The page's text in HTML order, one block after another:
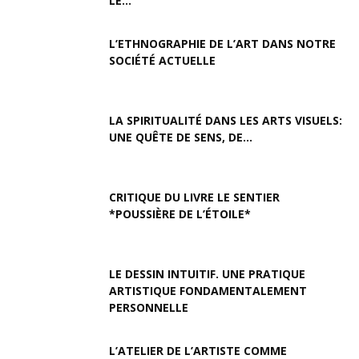
L’ETHNOGRAPHIE DE L’ART DANS NOTRE
SOCIÉTÉ ACTUELLE
LA SPIRITUALITÉ DANS LES ARTS VISUELS:
UNE QUÊTE DE SENS, DE...
CRITIQUE DU LIVRE LE SENTIER
*POUSSIÈRE DE L’ÉTOILE*
LE DESSIN INTUITIF. UNE PRATIQUE
ARTISTIQUE FONDAMENTALEMENT
PERSONNELLE
L’ATELIER DE L’ARTISTE COMME